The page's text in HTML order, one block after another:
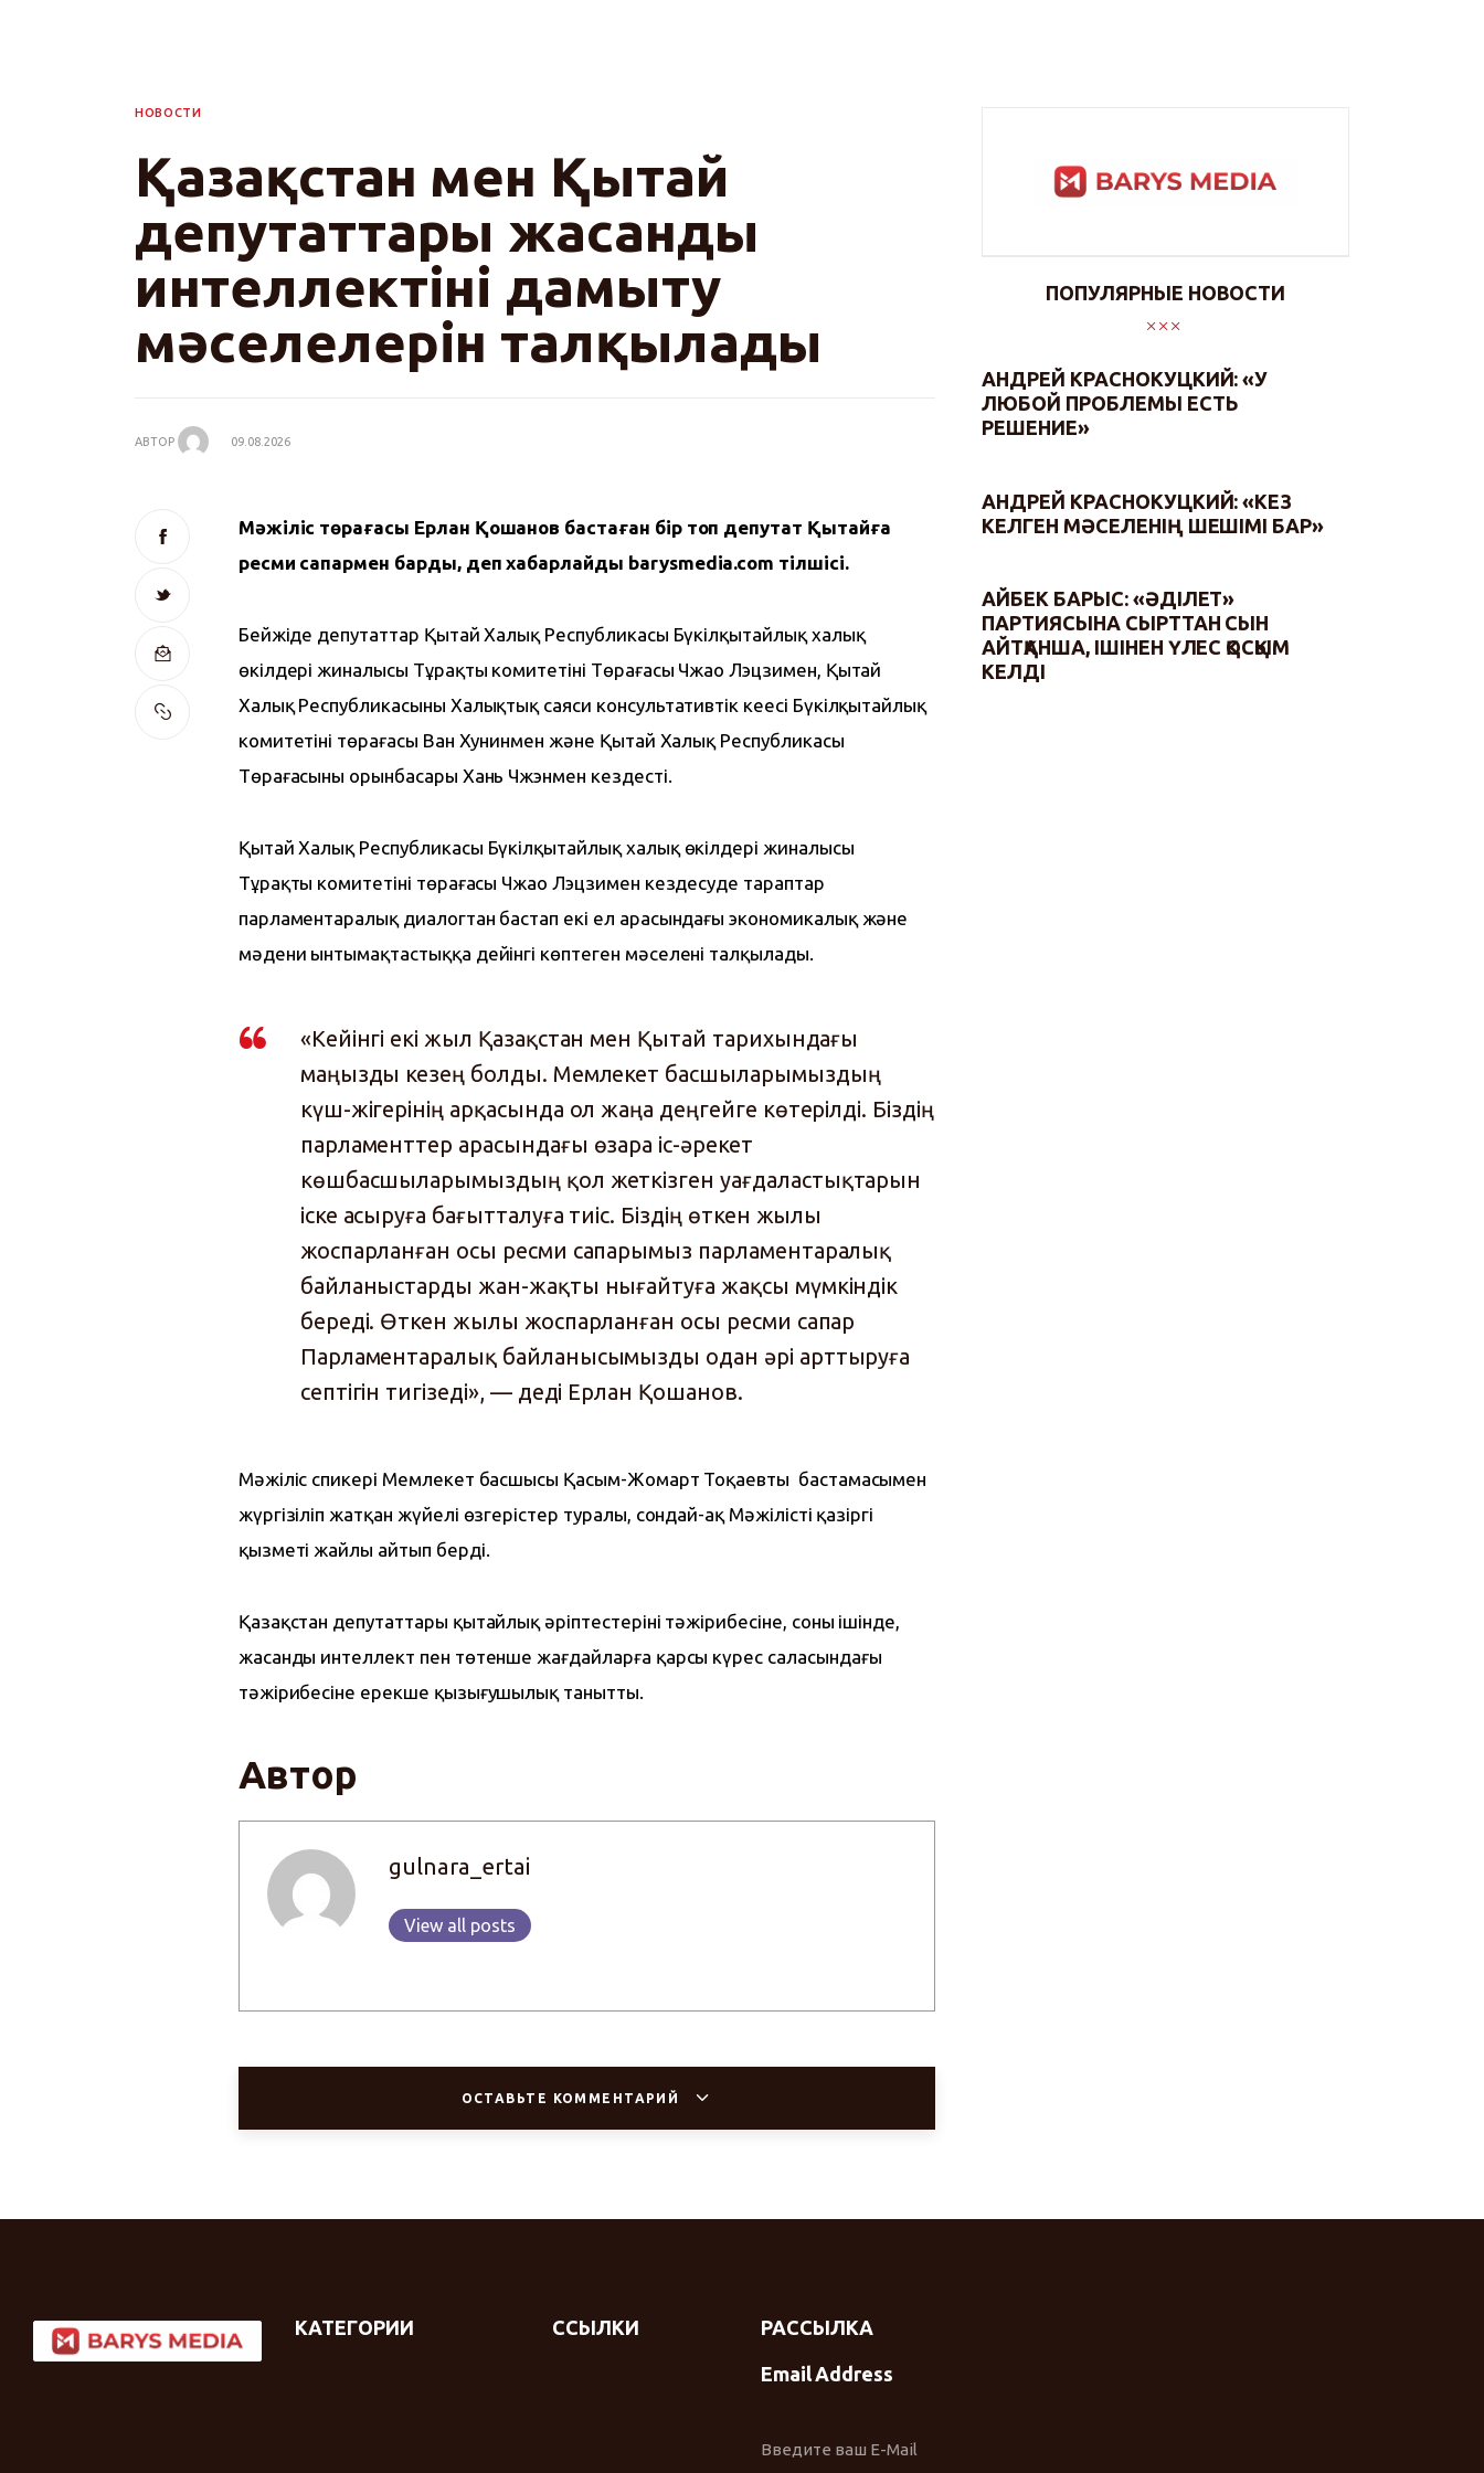
НОВОСТИ
Қазақстан мен Қытай
депутаттары жасанды
интеллектіні дамыту
мәселелерін талқылады
АВТОР 09.08.2026
Мәжіліс төрағасы Ерлан Қошанов бастаған бір топ депутат Қытайға
ресми сапармен барды, деп хабарлайды barysmedia.com тілшісі.
Бейжіңде депутаттар Қытай Халық Республикасы Бүкілқытайлық халық
өкілдері жиналысы Тұрақты комитетінің Төрағасы Чжао Лэцзимен, Қытай
Халық Республикасының Халықтық саяси консультативтік кеңесі Бүкілқытайлық
комитетінің төрағасы Ван Хунинмен және Қытай Халық Республикасы
Төрағасының орынбасары Хань Чжэнмен кездесті.
Қытай Халық Республикасы Бүкілқытайлық халық өкілдері жиналысы
Тұрақты комитетінің төрағасы Чжао Лэцзимен кездесуде тараптар
парламентаралық диалогтан бастап екі ел арасындағы экономикалық және
мәдени ынтымақтастыққа дейінгі көптеген мәселені талқылады.
«Кейінгі екі жыл Қазақстан мен Қытай тарихындағы
маңызды кезең болды. Мемлекет басшыларымыздың
күш-жігерінің арқасында ол жаңа деңгейге көтерілді. Біздің
парламенттер арасындағы өзара іс-әрекет
көшбасшыларымыздың қол жеткізген уағдаластықтарын
іске асыруға бағытталуға тиіс. Біздің өткен жылы
жоспарланған осы ресми сапарымыз парламентаралық
байланыстарды жан-жақты нығайтуға жақсы мүмкіндік
береді. Өткен жылы жоспарланған осы ресми сапар
Парламентаралық байланысымызды одан әрі арттыруға
септігін тигізеді», — деді Ерлан Қошанов.
Мәжіліс спикері Мемлекет басшысы Қасым-Жомарт Тоқаевтың  бастамасымен
жүргізіліп жатқан жүйелі өзгерістер туралы, сондай-ақ Мәжілістің қазіргі
қызметі жайлы айтып берді.
Қазақстан депутаттары қытайлық әріптестерінің тәжірибесіне, соның ішінде,
жасанды интеллект пен төтенше жағдайларға қарсы күрес саласындағы
тәжірибесіне ерекше қызығушылық танытты.
Автор
gulnara_ertai
View all posts
ОСТАВЬТЕ КОММЕНТАРИЙ
ПОПУЛЯРНЫЕ НОВОСТИ
АНДРЕЙ КРАСНОКУЦКИЙ: «У
ЛЮБОЙ ПРОБЛЕМЫ ЕСТЬ
РЕШЕНИЕ»
АНДРЕЙ КРАСНОКУЦКИЙ: «КЕЗ
КЕЛГЕН МӘСЕЛЕНІҢ ШЕШІМІ БАР»
АЙБЕК БАРЫС: «ӘДІЛЕТ»
ПАРТИЯСЫНА СЫРТТАН СЫН
АЙТҚАНША, ІШІНЕН ҮЛЕС ҚОСҚЫМ
КЕЛДІ
КАТЕГОРИИ ССЫЛКИ РАССЫЛКА
Email Address